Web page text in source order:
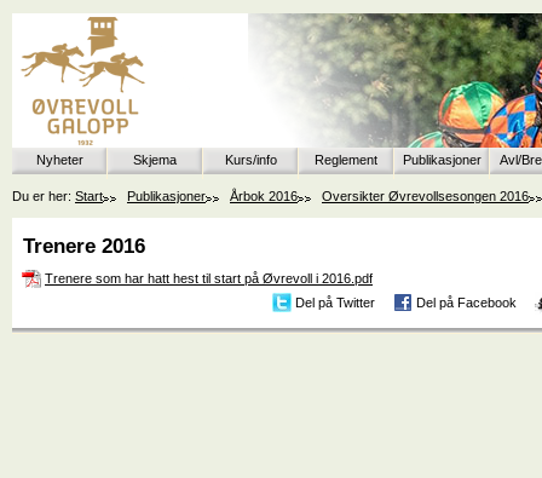
Nyheter Skjema Kurs/info Reglement Publikasjoner Avl/
Du er her: Start Publikasjoner Årbok 2016 Oversikter Øvrevollsesongen 2016
Trenere 2016
Trenere som har hatt hest til start på Øvrevoll i 2016.pdf
Del på Twitter
Del på Facebook